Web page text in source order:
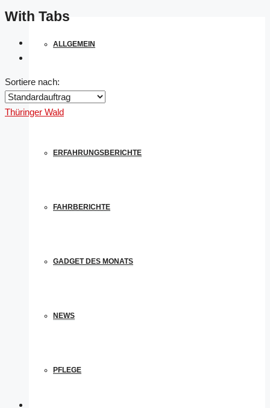
ALLGEMEIN
BEKLEIDUNG
ERFAHRUNGSBERICHTE
FAHRBERICHTE
GADGET DES MONATS
NEWS
PFLEGE
With Tabs
Sortiere nach:
Thüringer Wald